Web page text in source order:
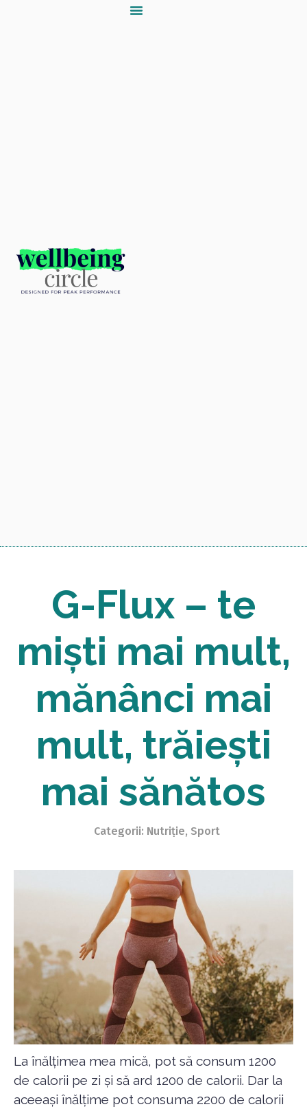
G-Flux – te
miști mai mult,
mănânci mai
mult, trăiești
mai sănătos
Categorii: Nutriție, Sport
La înălțimea mea mică, pot să consum 1200
de calorii pe zi și să ard 1200 de calorii. Dar la
aceeași înălțime pot consuma 2200 de calorii